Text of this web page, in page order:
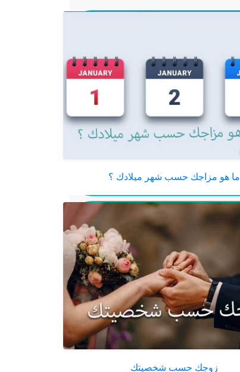
ما هو مزاجك حسب شهر ميلادك ؟
زوجك حسب شخصيتك